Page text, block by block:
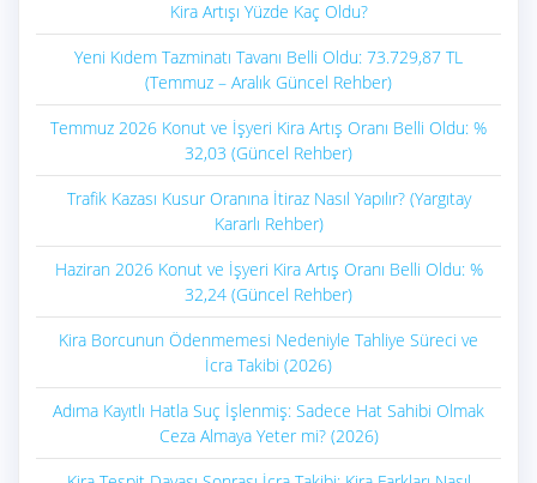
Kira Artışı Yüzde Kaç Oldu?
Yeni Kıdem Tazminatı Tavanı Belli Oldu: 73.729,87 TL
(Temmuz – Aralık Güncel Rehber)
Temmuz 2026 Konut ve İşyeri Kira Artış Oranı Belli Oldu: %
32,03 (Güncel Rehber)
Trafik Kazası Kusur Oranına İtiraz Nasıl Yapılır? (Yargıtay
Kararlı Rehber)
Haziran 2026 Konut ve İşyeri Kira Artış Oranı Belli Oldu: %
32,24 (Güncel Rehber)
Kira Borcunun Ödenmemesi Nedeniyle Tahliye Süreci ve
İcra Takibi (2026)
Adıma Kayıtlı Hatla Suç İşlenmiş: Sadece Hat Sahibi Olmak
Ceza Almaya Yeter mi? (2026)